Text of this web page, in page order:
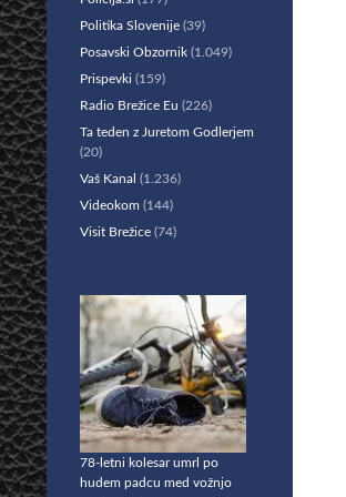
Politika Slovenije (39)
Posavski Obzornik (1.049)
Prispevki (159)
Radio Brežice Eu (226)
Ta teden z Juretom Godlerjem
(20)
Vaš Kanal (1.236)
Videokom (144)
Visit Brežice (74)
78-letni kolesar umrl po
hudem padcu med vožnjo